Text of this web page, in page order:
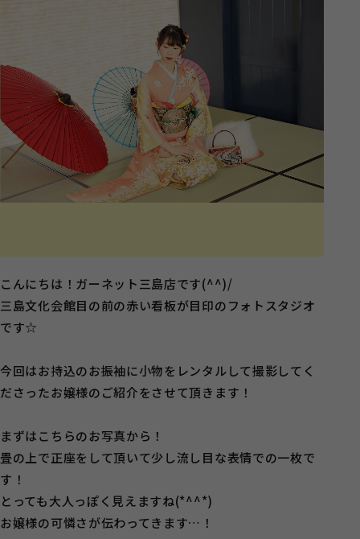
こんにちは！ガーネット三島店です(^^)/
三島文化会館目の前の赤い看板が目印のフォトスタジオ
です☆
今回はお持込のお振袖に小物をレンタルして撮影してく
ださったお嬢様のご紹介をさせて頂きます！
まずはこちらのお写真から！
畳の上で正座をして頂いて少し流し目な表情での一枚で
す！
とっても大人っぽく見えますね(*^^*)
お嬢様の可憐さが伝わってきます…！